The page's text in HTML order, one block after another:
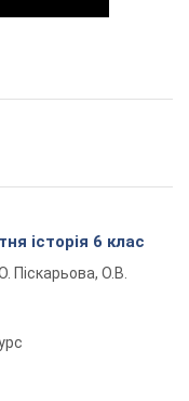
історія 6 клас
О. Піскарьова, О.В.